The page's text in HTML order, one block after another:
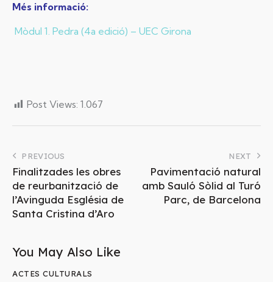
Més informació:
Mòdul 1. Pedra (4a edició) – UEC Girona
Post Views: 1.067
PREVIOUS
Finalitzades les obres
de reurbanització de
l’Avinguda Església de
Santa Cristina d’Aro
NEXT
Pavimentació natural
amb Sauló Sòlid al Turó
Parc, de Barcelona
You May Also Like
ACTES CULTURALS